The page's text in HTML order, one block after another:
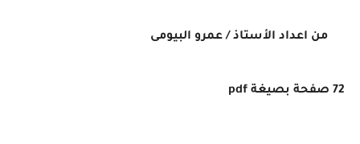
من اعداد الأستاذ / عمرو البيومى
72 صفحة بصيغة pdf